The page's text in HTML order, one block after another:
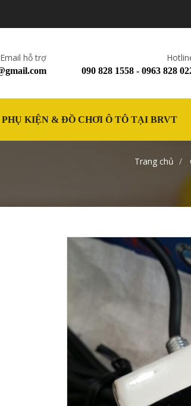
Email hỗ trợ
090 828 1558 - 0963 828
PHỤ KIỆN & ĐỒ CHƠI Ô TÔ TẠI BRVT
Trang chủ